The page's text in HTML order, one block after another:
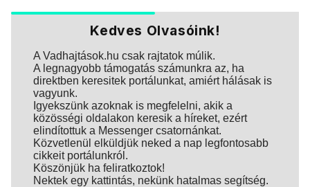
Kedves Olvasóink!
A Vadhajtások.hu csak rajtatok múlik.
A legnagyobb támogatás számunkra az, ha
direktben keresitek portálunkat, amiért hálásak is
vagyunk.
Igyekszünk azoknak is megfelelni, akik a
közösségi oldalakon keresik a híreket, ezért
elindítottuk a Messenger csatornánkat.
Közvetlenül elküldjük neked a nap legfontosabb
cikkeit portálunkról.
Köszönjük ha feliratkoztok!
Nektek egy kattintás, nekünk hatalmas segítség.